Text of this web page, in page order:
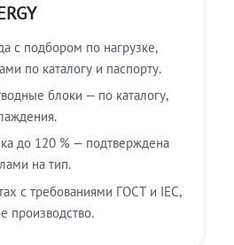
с подбором по нагрузке,
по каталогу и паспорту.
блоки — по каталогу,
до 120 % — подтверждена
на тип.
с требованиями ГОСТ и IEC,
производство.